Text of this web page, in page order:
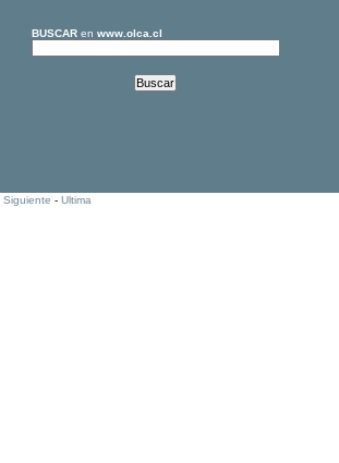
BUSCARen www.olca.cl
Siguiente - Ultima